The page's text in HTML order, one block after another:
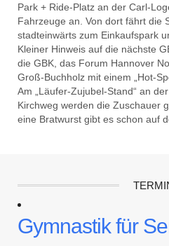
Park + Ride-Platz an der Carl-
Fahrzeuge an. Von dort fährt die
stadteinwärts zum Einkaufspark
Kleiner Hinweis auf die nächste
die GBK, das Forum Hannover
Groß-Buchholz mit einem „Hot-
Am „Läufer-Zujubel-Stand“ an
Kirchweg werden die Zuschauer
eine Bratwurst gibt es schon auf
Gymnastik für